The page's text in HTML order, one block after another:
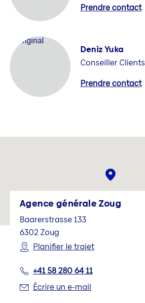
Prendre contact
Deniz Yuka
Conseiller Clients
Prendre contact
Agence générale Zoug
Baarerstrasse 133
6302 Zoug
Planifier le trajet
+41 58 280 64 11
Écrire un e-mail